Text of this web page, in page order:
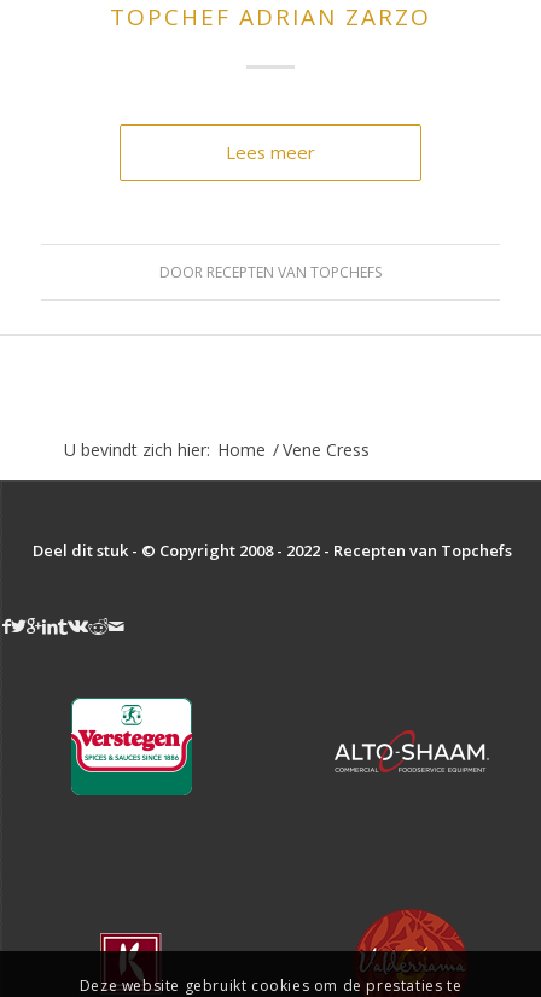
TOPCHEF ADRIAN ZARZO
Lees meer
DOOR RECEPTEN VAN TOPCHEFS
U bevindt zich hier: Home /Vene Cress
Deel dit stuk - © Copyright 2008 - 2022 - Recepten van Topchefs
Deze website gebruikt cookies om de prestaties te